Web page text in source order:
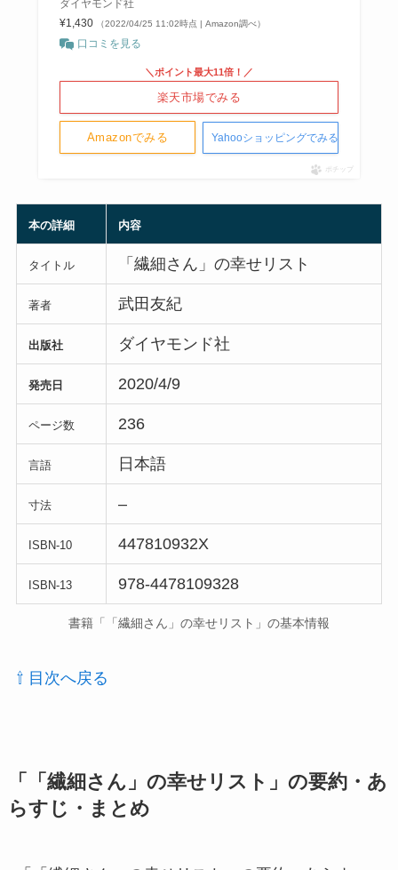
ダイヤモンド社
¥1,430
（2022/04/25 11:02時点 | Amazon調べ）
口コミを見る
Amazonでみる
＼ポイント最大11倍！／
楽天市場でみる
Yahooショッピングでみる
ポチップ
本の詳細 内容
タイトル 「繊細さん」の幸せリスト
著者 武田友紀
出版社 ダイヤモンド社
発売日 2020/4/9
ページ数 236
言語 日本語
寸法 –
ISBN-10 447810932X
ISBN-13 978-4478109328
書籍「「繊細さん」の幸せリスト」の基本情報
⇧ 目次へ戻る
「「繊細さん」の幸せリスト」の要約・あ
らすじ・まとめ